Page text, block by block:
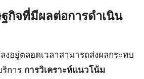
กิจที่มีผลต่อการดำเนิน
งอยู่ตลอดเวลาสามารถส่งผลกระทบ
การ การวิเคราะห์แนวโน้ม